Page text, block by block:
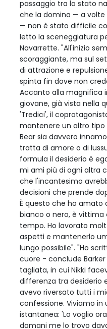
passaggio tra lo stato
che la domina — a volte
— non è stato difficile
letto la sceneggiatura
Navarrette. "All'inizio
scoraggiante, ma sul
di attrazione e
spinta fin dove non
Accanto alla magnifica
giovane, già vista nella
'Tredici', il
mantenere un altro tipo
Bear sia davvero
tratta di amore o di
formula il desiderio è
mi ami più di ogni altra
che l'incantesimo
decisioni che prende
È questo che ho amato
bianco o nero, è vittima
tempo. Ho lavorato
aspetti e mantenerlo
lungo possibile". "Ho
cuore - conclude
tagliata, in cui Nikki
differenza tra desiderio
avevo riversato tutti i
confessione. Viviamo
istantanea: 'Lo voglio
domani me lo trovo